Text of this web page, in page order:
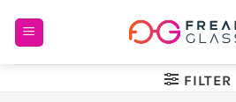
naar
FILTER